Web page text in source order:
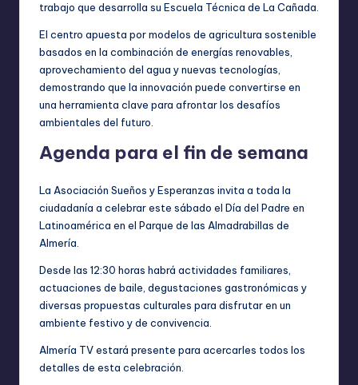
trabajo que desarrolla su Escuela Técnica de La Cañada.
El centro apuesta por modelos de agricultura sostenible
basados en la combinación de energías renovables,
aprovechamiento del agua y nuevas tecnologías,
demostrando que la innovación puede convertirse en
una herramienta clave para afrontar los desafíos
ambientales del futuro.
Agenda para el fin de semana
La Asociación Sueños y Esperanzas invita a toda la
ciudadanía a celebrar este sábado el Día del Padre en
Latinoamérica en el Parque de las Almadrabillas de
Almería.
Desde las 12:30 horas habrá actividades familiares,
actuaciones de baile, degustaciones gastronómicas y
diversas propuestas culturales para disfrutar en un
ambiente festivo y de convivencia.
Almería TV estará presente para acercarles todos los
detalles de esta celebración.